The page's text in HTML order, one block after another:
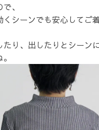
、
くシーンでも安心してご
たり、出したりとシーン